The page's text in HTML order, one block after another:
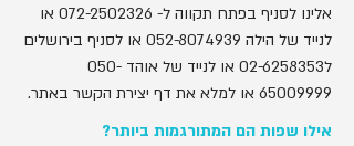
אלינו לסניף בפתח תקווה ל- 072-2502326 או
לנייד של הילה 052-8074939 או לסניף בירושלים
ל02-6258353 או לנייד של אוהד
050-
65009999 או למלא את דף יצירת הקשר באתר.
אילו שפות הם המתורגמות ביותר?